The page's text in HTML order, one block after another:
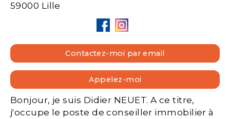
59000 Lille
Contactez-moi par email
Appelez-moi
Bonjour, je suis Didier NEUET. A ce titre,
j'occupe le poste de conseiller immobilier à